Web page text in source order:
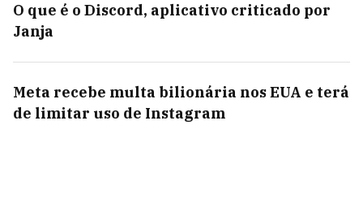
O que é o Discord, aplicativo criticado por
Janja
Meta recebe multa bilionária nos EUA e terá
de limitar uso de Instagram